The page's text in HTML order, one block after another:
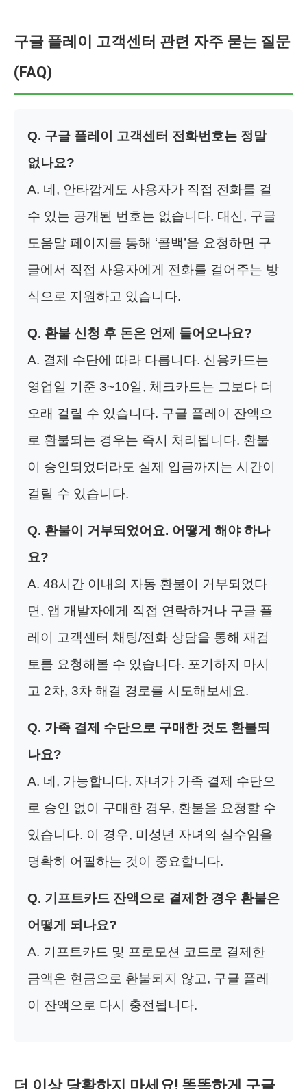
구글 플레이 고객센터 관련 자주 묻는 질문
(FAQ)
Q. 구글 플레이 고객센터 전화번호는 정말
없나요?
A. 네, 안타깝게도 사용자가 직접 전화를 걸
수 있는 공개된 번호는 없습니다. 대신, 구글
도움말 페이지를 통해 ‘콜백’을 요청하면 구
글에서 직접 사용자에게 전화를 걸어주는 방
식으로 지원하고 있습니다.
Q. 환불 신청 후 돈은 언제 들어오나요?
A. 결제 수단에 따라 다릅니다. 신용카드는
영업일 기준 3~10일, 체크카드는 그보다 더
오래 걸릴 수 있습니다. 구글 플레이 잔액으
로 환불되는 경우는 즉시 처리됩니다. 환불
이 승인되었더라도 실제 입금까지는 시간이
걸릴 수 있습니다.
Q. 환불이 거부되었어요. 어떻게 해야 하나
요?
A. 48시간 이내의 자동 환불이 거부되었다
면, 앱 개발자에게 직접 연락하거나 구글 플
레이 고객센터 채팅/전화 상담을 통해 재검
토를 요청해볼 수 있습니다. 포기하지 마시
고 2차, 3차 해결 경로를 시도해보세요.
Q. 가족 결제 수단으로 구매한 것도 환불되
나요?
A. 네, 가능합니다. 자녀가 가족 결제 수단으
로 승인 없이 구매한 경우, 환불을 요청할 수
있습니다. 이 경우, 미성년 자녀의 실수임을
명확히 어필하는 것이 중요합니다.
Q. 기프트카드 잔액으로 결제한 경우 환불은
어떻게 되나요?
A. 기프트카드 및 프로모션 코드로 결제한
금액은 현금으로 환불되지 않고, 구글 플레
이 잔액으로 다시 충전됩니다.
더 이상 당황하지 마세요! 똑똑하게 구글